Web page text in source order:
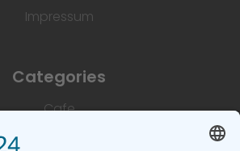
Impressum
Categories
Cafe